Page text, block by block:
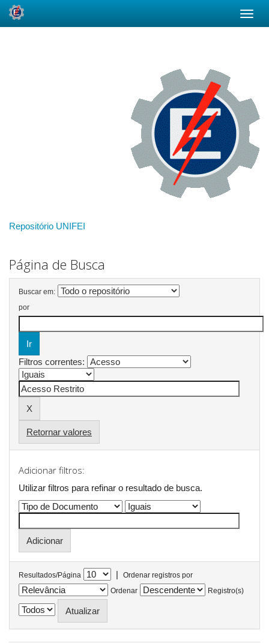
Repositório UNIFEI
Página de Busca
Buscar em:
por
Filtros correntes:
Retornar valores
Adicionar filtros:
Utilizar filtros para refinar o resultado de busca.
Resultados/Página |
Ordenar registros por
Ordenar
Registro(s)